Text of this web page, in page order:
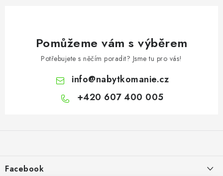
Pomůžeme vám s výběrem
Potřebujete s něčím poradit? Jsme tu pro vás!
info@nabytkomanie.cz
+420 607 400 005
aFacebook